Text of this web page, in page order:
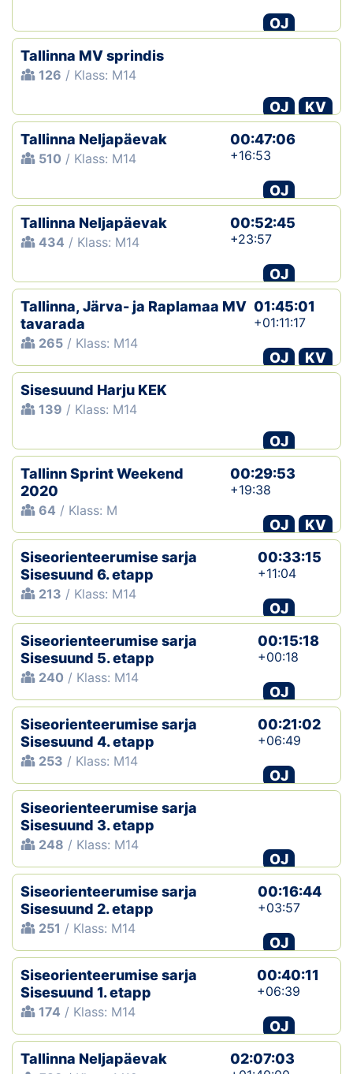
OJ
Tallinna MV sprindis
126 / Klass: M14
OJ
KV
Tallinna Neljapäevak
510 / Klass: M14
00:47:06
+16:53
OJ
Tallinna Neljapäevak
434 / Klass: M14
00:52:45
+23:57
OJ
Tallinna, Järva- ja Raplamaa MV
tavarada
265 / Klass: M14
01:45:01
+01:11:17
OJ
KV
Sisesuund Harju KEK
139 / Klass: M14
OJ
Tallinn Sprint Weekend
2020
64 / Klass: M
00:29:53
+19:38
OJ
KV
Siseorienteerumise sarja
Sisesuund 6. etapp
213 / Klass: M14
00:33:15
+11:04
OJ
Siseorienteerumise sarja
Sisesuund 5. etapp
240 / Klass: M14
00:15:18
+00:18
OJ
Siseorienteerumise sarja
Sisesuund 4. etapp
253 / Klass: M14
00:21:02
+06:49
OJ
Siseorienteerumise sarja
Sisesuund 3. etapp
248 / Klass: M14
OJ
Siseorienteerumise sarja
Sisesuund 2. etapp
251 / Klass: M14
00:16:44
+03:57
OJ
Siseorienteerumise sarja
Sisesuund 1. etapp
174 / Klass: M14
00:40:11
+06:39
OJ
Tallinna Neljapäevak
02:07:03